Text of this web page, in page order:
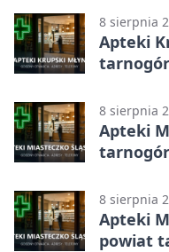
8 sierpnia
Apteki
8 sierpnia
Apteki
8 sierpnia
Apteki
powiat